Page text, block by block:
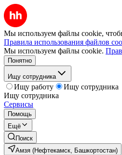
Мы используем файлы cookie,
Правила использования файлов
Мы используем файлы cookie.
Понятно
Ищу сотрудника
Ищу работу
Ищу сотрудника
Ищу сотрудника
Сервисы
Помощь
Ещё
Поиск
Амзя (Нефтекамск, Башкортостан)